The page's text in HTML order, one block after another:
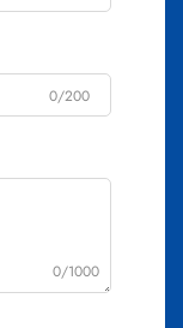
0/200
0/1000